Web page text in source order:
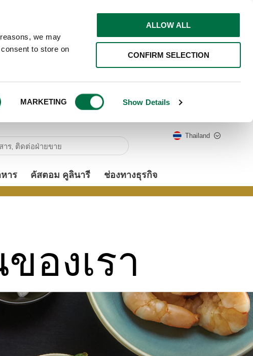
we may
to store on
MARKETING Show Details
ALLOW ALL
CONFIRM SELECTION
Thailand
าร คัสตอม คูลินารี ช่องทางธุรกิจ
องเรา